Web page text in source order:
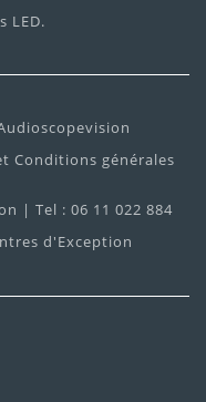
LED.
Conditions générales
| Tel : 06 11 022 884
d'Exception